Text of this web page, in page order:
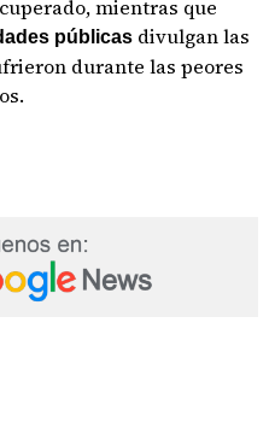
mientras que
públicas divulgan las
durante las peores